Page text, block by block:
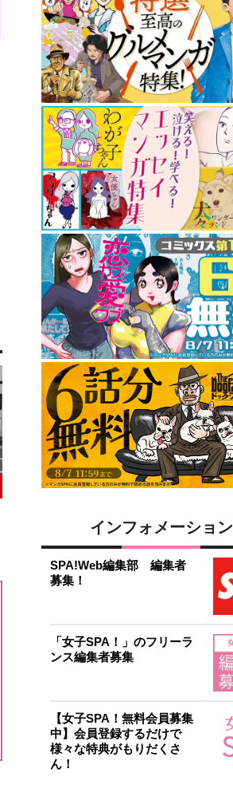
インフォメーション
SPA!Web編集部 編集者
募集！
「女子SPA！」のフリーラ
ンス編集者募集
【女子SPA！無料会員募集
中】会員登録するだけで
様々な特典がもりだくさ
ん！